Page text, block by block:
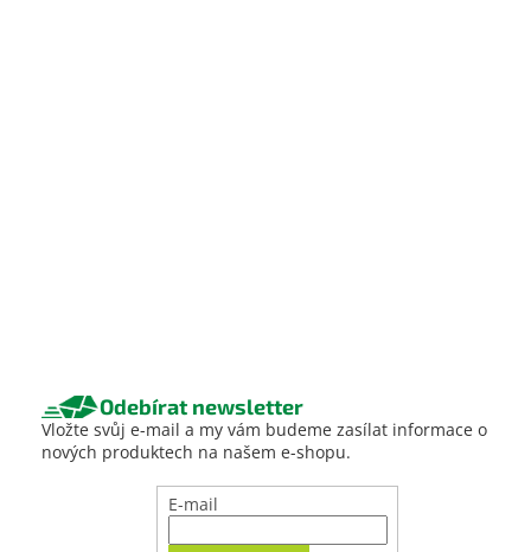
Odebírat newsletter
Vložte svůj e-mail a my vám budeme zasílat informace o
nových produktech na našem e-shopu.
E-mail